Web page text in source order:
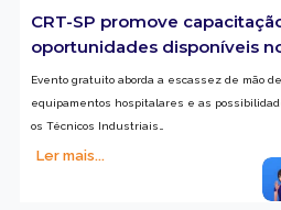
CRT-SP promove
oportunidades disponíveis
Evento gratuito aborda a escassez de mão
equipamentos hospitalares e as
os Técnicos Industriais…
Ler mais...